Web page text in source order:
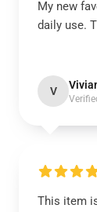
My new
daily use.
V
This item